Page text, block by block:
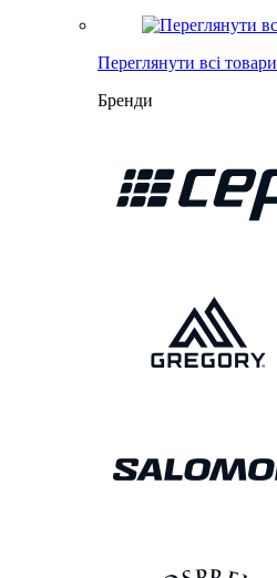
Переглянути всі товари
Бренди